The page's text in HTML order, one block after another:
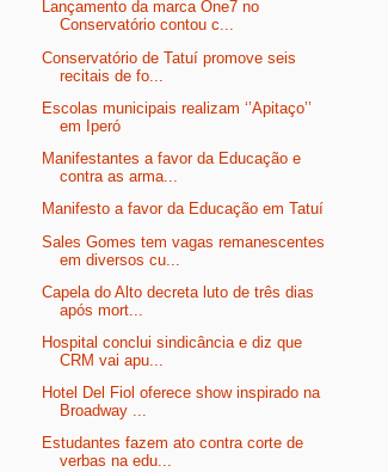
Lançamento da marca One7 no
Conservatório contou c...
Conservatório de Tatuí promove seis
recitais de fo...
Escolas municipais realizam ‘’Apitaço’’
em Iperó
Manifestantes a favor da Educação e
contra as arma...
Manifesto a favor da Educação em Tatuí
Sales Gomes tem vagas remanescentes
em diversos cu...
Capela do Alto decreta luto de três dias
após mort...
Hospital conclui sindicância e diz que
CRM vai apu...
Hotel Del Fiol oferece show inspirado na
Broadway ...
Estudantes fazem ato contra corte de
verbas na edu...